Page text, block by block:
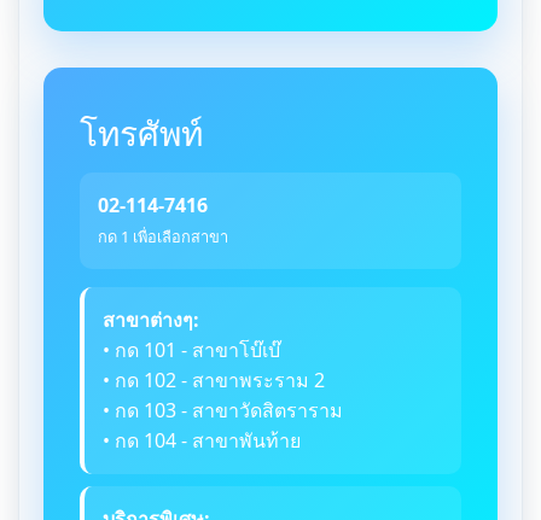
โทรศัพท์
02-114-7416
กด 1 เพื่อเลือกสาขา
สาขาต่างๆ:
• กด 101 - สาขาโบ๊เบ๊
• กด 102 - สาขาพระราม 2
• กด 103 - สาขาวัดสิตราราม
• กด 104 - สาขาพันท้าย